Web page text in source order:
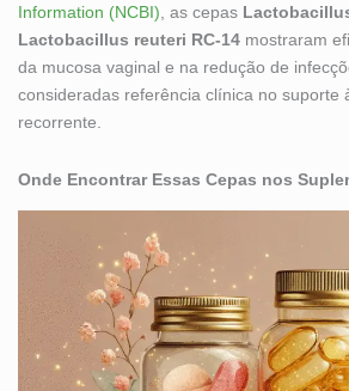
Information (NCBI) , as cepas
Lactobacillus reuteri RC-14 mostraram
da mucosa vaginal e na redução de
consideradas referência clínica no suporte
recorrente.
Onde Encontrar Essas Cepas nos